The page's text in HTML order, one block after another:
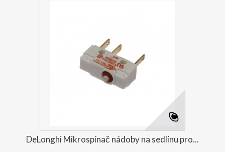
DeLonghi Mikrospínač nádoby na sedlinu pro...